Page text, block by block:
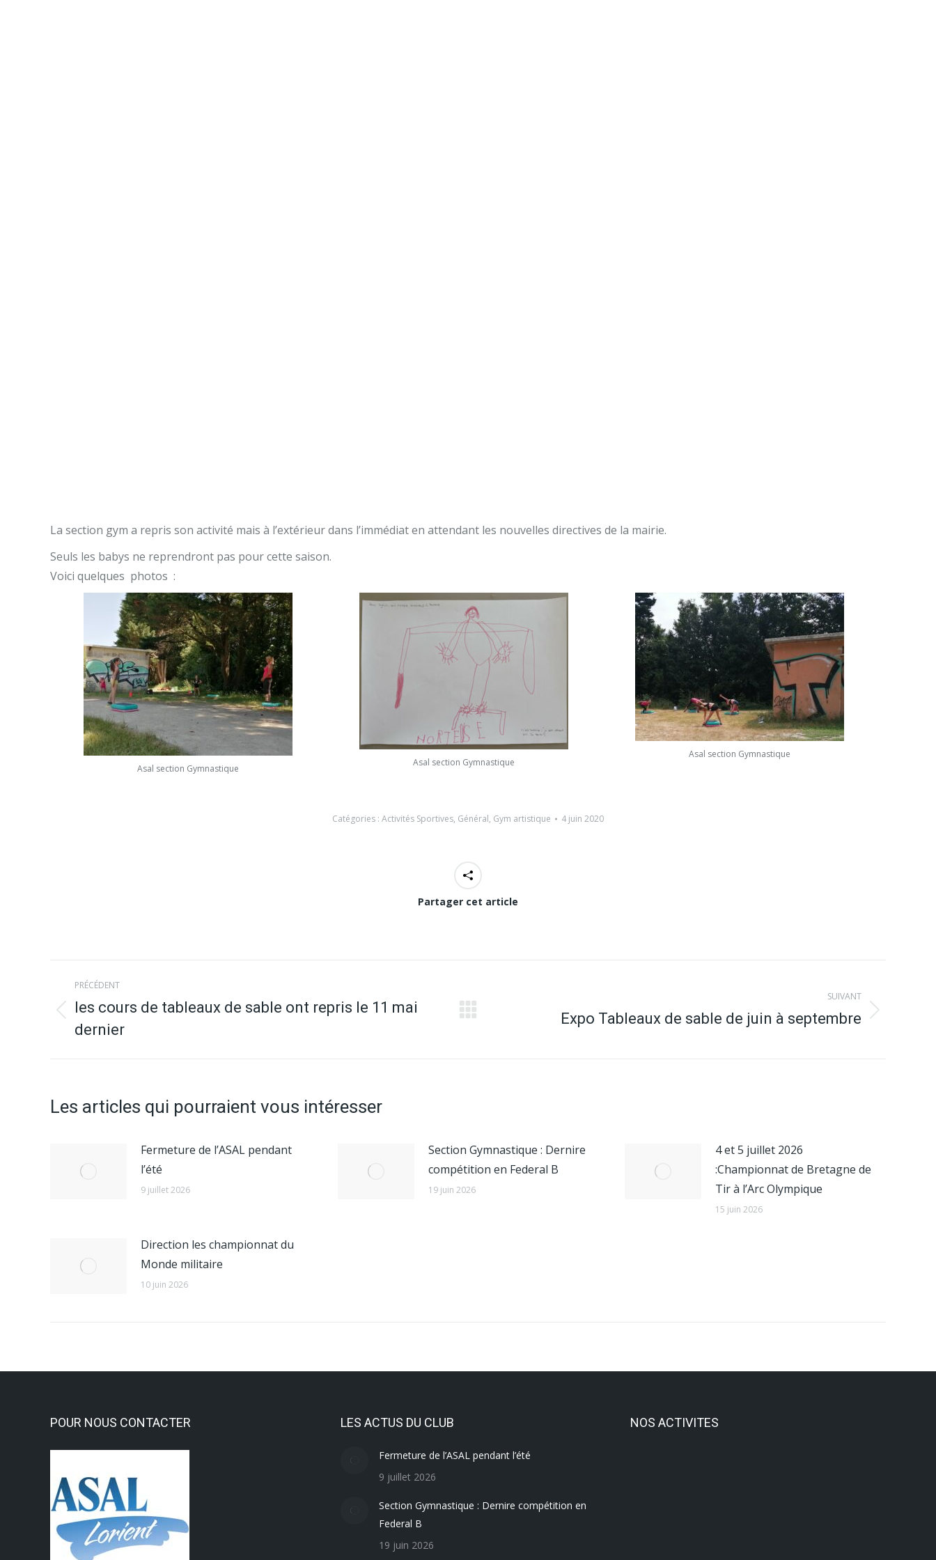
La section gym a repris son activité mais à l’extérieur dans l’immédiat en attendant les nouvelles directives de la mairie.
Seuls les babys ne reprendront pas pour cette saison.
Voici quelques photos :
Asal section Gymnastique
Asal section Gymnastique
Asal section Gymnastique
Catégories : Activités Sportives, Général, Gym artistique 4 juin 2020
Partager cet article
Navigation
article
PRÉCÉDENT
précédent
les cours de tableaux de sable ont repris le 11 mai
dernier
SUIVANT
Expo Tableaux de sable de juin à septembre
Les articles qui pourraient vous intéresser
Fermeture de l’ASAL pendant
l’été
9 juillet 2026
Section Gymnastique : Dernire
compétition en Federal B
19 juin 2026
4 et 5 juillet 2026
:Championnat de Bretagne de
Tir à l’Arc Olympique
15 juin 2026
Direction les championnat du
Monde militaire
10 juin 2026
POUR NOUS CONTACTER LES ACTUS DU CLUB
Fermeture de l’ASAL pendant l’été
9 juillet 2026
Section Gymnastique : Dernire compétition en
Federal B
19 juin 2026
NOS ACTIVITES